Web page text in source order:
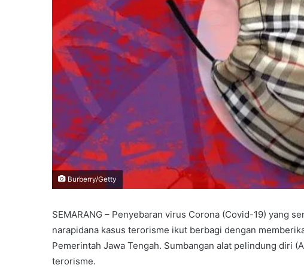
Burberry/Getty
SEMARANG – Penyebaran virus Corona (Covid-19) yang
narapidana kasus terorisme ikut berbagi dengan
Pemerintah Jawa Tengah. Sumbangan alat pelindung diri
terorisme.